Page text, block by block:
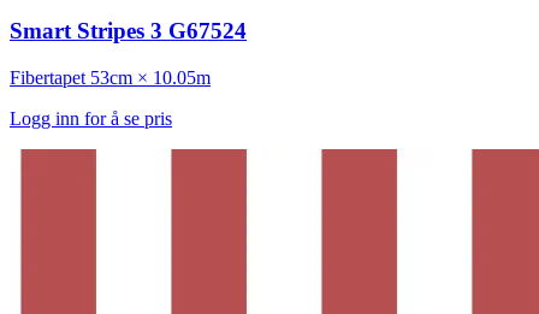
Smart Stripes 3 G67524
Fibertapet 53cm × 10.05m
Logg inn for å se pris